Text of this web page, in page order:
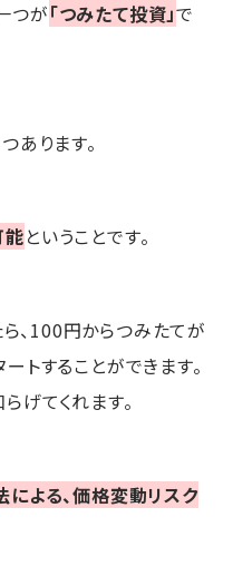
つが「つみたて投資」で
あります。
能ということです。
、100円からつみたてが
トすることができます。
げてくれます。
による、価格変動リスク